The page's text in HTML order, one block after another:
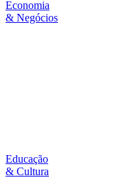
Economia
& Negócios
Educação
& Cultura